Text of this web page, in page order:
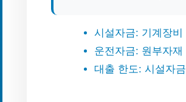
시설자금: 기계장
운전자금: 원부자
대출 한도: 시설자